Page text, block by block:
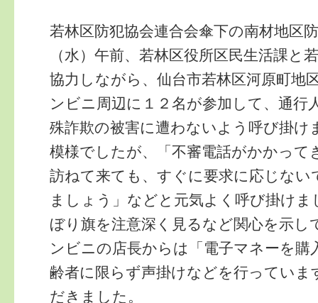
若林区防犯協会連合会傘下の南材地区
（水）午前、若林区役所区民生活課と
協力しながら、仙台市若林区河原町地
ンビニ周辺に１２名が参加して、通行
殊詐欺の被害に遭わないよう呼び掛け
模様でしたが、「不審電話がかかって
訪ねて来ても、すぐに要求に応じない
ましょう」などと元気よく呼び掛けま
ぼり旗を注意深く見るなど関心を示し
ンビニの店長からは「電子マネーを購
齢者に限らず声掛けなどを行っていま
だきました。